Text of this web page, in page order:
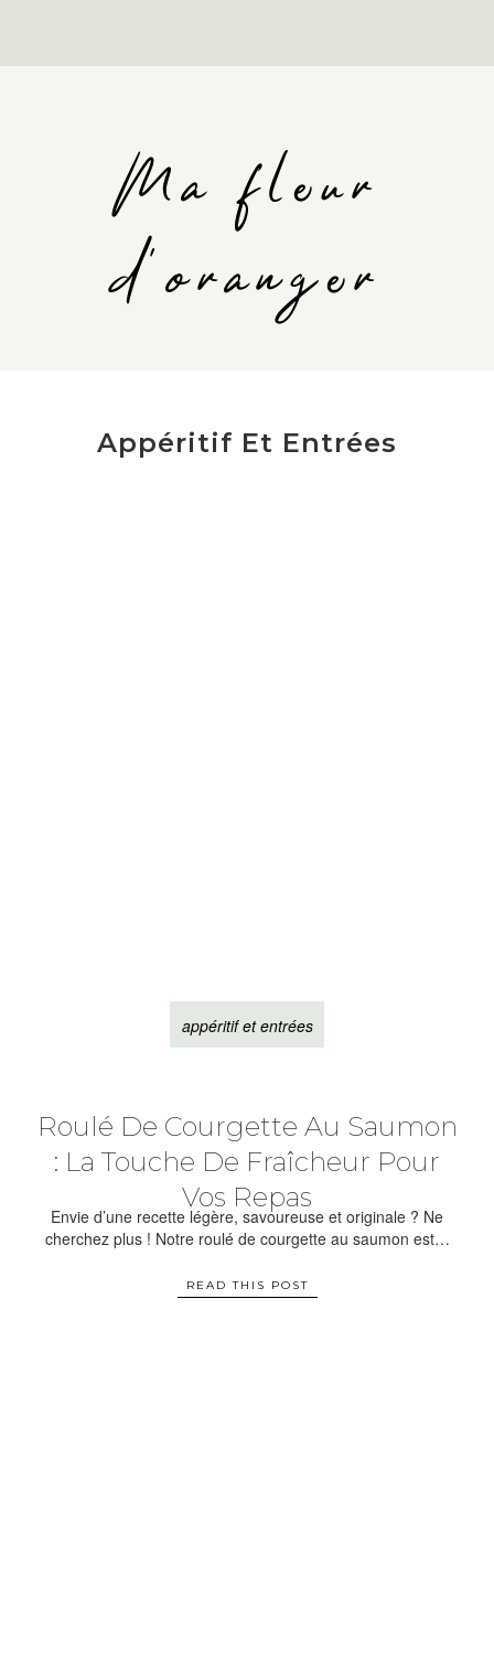
Ma fleur
d'oranger
Appéritif Et Entrées
appéritif et entrées
Roulé De Courgette Au Saumon
: La Touche De Fraîcheur Pour
Vos Repas
Envie d’une recette légère, savoureuse et originale ? Ne
cherchez plus ! Notre roulé de courgette au saumon est…
READ THIS POST